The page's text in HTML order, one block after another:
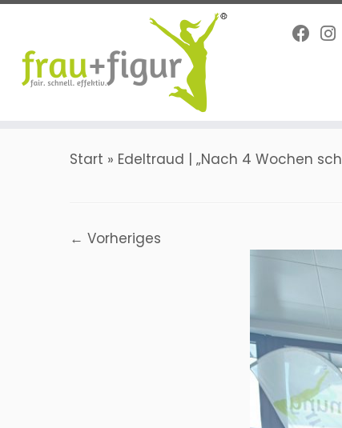
Zum
springen
Start » Edeltraud | „Nach 4 Wochen
← Vorheriges